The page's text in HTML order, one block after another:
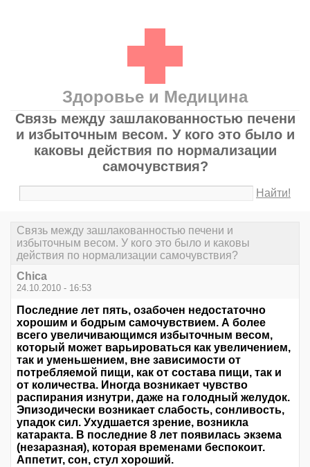
Здоровье и Медицина
Связь между зашлакованностью печени
и избыточным весом. У кого это было и
каковы действия по нормализации
самочувствия?
Найти!
Связь между зашлакованностью печени и
избыточным весом. У кого это было и каковы
действия по нормализации самочувствия?
Chica
24.10.2010 - 16:53
Последние лет пять, озабочен недостаточно
хорошим и бодрым самочувствием. А более
всего увеличивающимся избыточным весом,
который может варьироваться как увеличением,
так и уменьшением, вне зависимости от
потребляемой пищи, как от состава пищи, так и
от количества. Иногда возникает чувство
распирания изнутри, даже на голодный желудок.
Эпизодически возникает слабость, сонливость,
упадок сил. Ухудшается зрение, возникла
катаракта. В последние 8 лет появилась экзема
(незаразная), которая временами беспокоит.
Аппетит, сон, стул хороший.